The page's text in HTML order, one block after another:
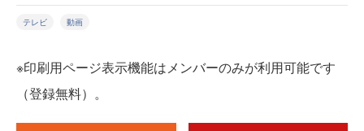
テレビ 動画
※印刷用ページ表示機能はメンバーのみが利用可能です
（登録無料）。